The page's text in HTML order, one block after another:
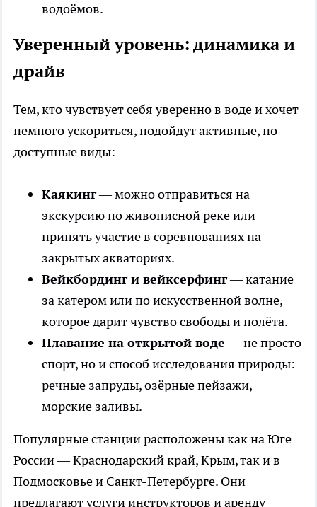
водоёмов.
Уверенный уровень: динамика и
драйв
Тем, кто чувствует себя уверенно в воде и хочет
немного ускориться, подойдут активные, но
доступные виды:
Каякинг— можно отправиться на
экскурсию по живописной реке или
принять участие в соревнованиях на
закрытых акваториях.
Вейкбординг и вейксерфинг— катание
за катером или по искусственной волне,
которое дарит чувство свободы и полёта.
Плавание на открытой воде— не просто
спорт, но и способ исследования природы:
речные запруды, озёрные пейзажи,
морские заливы.
Популярные станции расположены как на Юге
России — Краснодарский край, Крым, так и в
Подмосковье и Санкт-Петербурге. Они
предлагают услуги инструкторов и аренду